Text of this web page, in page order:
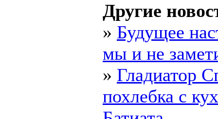
Другие
» Будущее
мы и не
» Гладиатор
похлебка с